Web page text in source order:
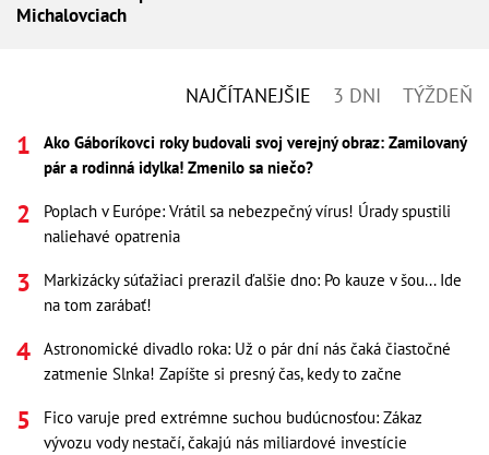
Michalovciach
NAJČÍTANEJŠIE 3 DNI TÝŽDEŇ
Ako Gáboríkovci roky budovali svoj verejný obraz: Zamilovaný
pár a rodinná idylka! Zmenilo sa niečo?
Poplach v Európe: Vrátil sa nebezpečný vírus! Úrady spustili
naliehavé opatrenia
Markizácky súťažiaci prerazil ďalšie dno: Po kauze v šou... Ide
na tom zarábať!
Astronomické divadlo roka: Už o pár dní nás čaká čiastočné
zatmenie Slnka! Zapíšte si presný čas, kedy to začne
Fico varuje pred extrémne suchou budúcnosťou: Zákaz
vývozu vody nestačí, čakajú nás miliardové investície